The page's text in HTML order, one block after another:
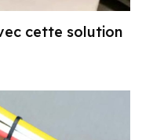
cette solution